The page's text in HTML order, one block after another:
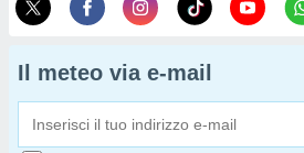
Il meteo via e-mail